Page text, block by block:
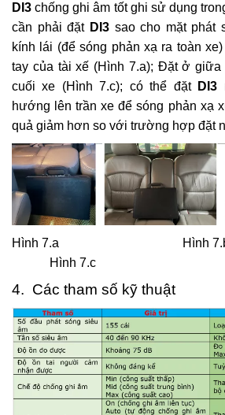
DI3 chống ghi âm tốt ghi sử dụng
cần phải đặt DI3sao cho mặt phát
kính lái (để sóng phản xạ ra toàn
tay của tài xế (Hình 7.a); Đặt ở
cuối xe (Hình 7.c); có thể đặt DI3
hướng lên trần xe để sóng phản xạ
quả giảm hơn so với trường hợp đặt
Hình 7.a
Hình 7.c
4. Các tham số kỹ thuật